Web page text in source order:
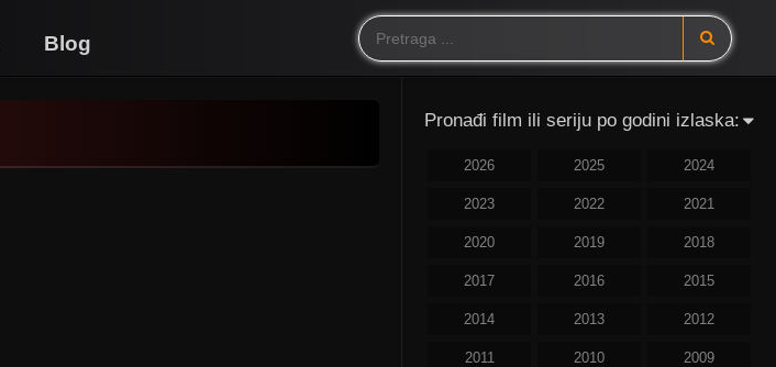
Blog
Pronađi film ili seriju po godini izlaska:
2026 2025 2024
2023 2022 2021
2020 2019 2018
2017 2016 2015
2014 2013 2012
2011 2010 2009